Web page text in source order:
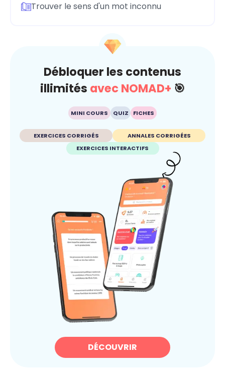
Trouver le sens d'un mot inconnu
Débloquer les contenus
illimités avec NOMAD+ 🎯
MINI COURS QUIZ FICHES
EXERCICES CORRIGÉS
ANNALES CORRIGÉES
EXERCICES INTERACTIFS
DÉCOUVRIR